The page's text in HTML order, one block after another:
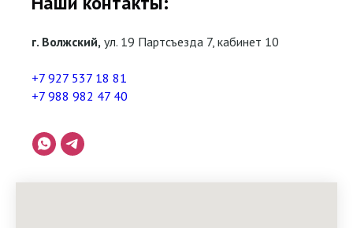
г. Волжский, ул. 19 Партсъезда 7, кабинет 10
+7 927 537 18 81
+7 988 982 47 40